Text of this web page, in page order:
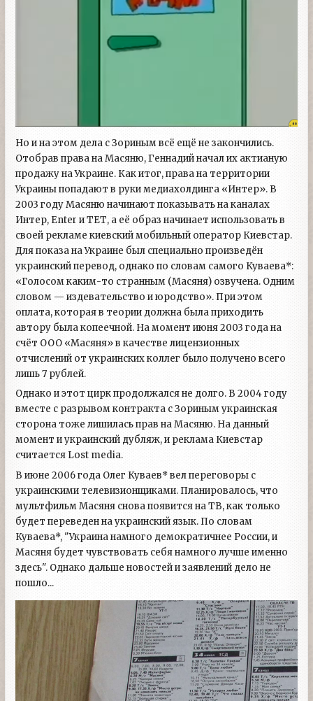
Но и на этом дела с Зориным всё ещё не закончились.
Отобрав права на Масяню, Геннадий начал их актианую
продажу на Украине. Как итог, права на территории
Украины попадают в руки медиахолдинга «Интер». В
2003 году Масяню начинают показывать на каналах
Интер, Enter и ТЕТ, а её образ начинает использовать в
своей рекламе киевский мобильный оператор Киевстар.
Для показа на Украине был специально произведён
украинский перевод, однако по словам самого Куваева*:
«Голосом каким-то странным (Масяня) озвучена. Одним
словом — издевательство и юродство». При этом
оплата, которая в теории должна была приходить
автору была копеечной. На момент июня 2003 года на
счёт ООО «Масяня» в качестве лицензионных
отчислений от украинских коллег было получено всего
лишь 7 рублей.
Однако и этот цирк продолжался не долго. В 2004 году
вместе с разрывом контракта с Зориным украинская
сторона тоже лишилась прав на Масяню. На данный
момент и украинский дубляж, и реклама Киевстар
считается Lost media.
В июне 2006 года Олег Куваев* вел переговоры с
украинскими телевизионщиками. Планировалось, что
мультфильм Масяня снова появится на ТВ, как только
будет переведен на украинский язык. По словам
Куваева*, "Украина намного демократичнее России, и
Масяня будет чувствовать себя намного лучше именно
здесь". Однако дальше новостей и заявлений дело не
пошло...